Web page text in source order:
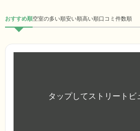
おすすめ順空室の多い順安い順高い順口コミ件数順